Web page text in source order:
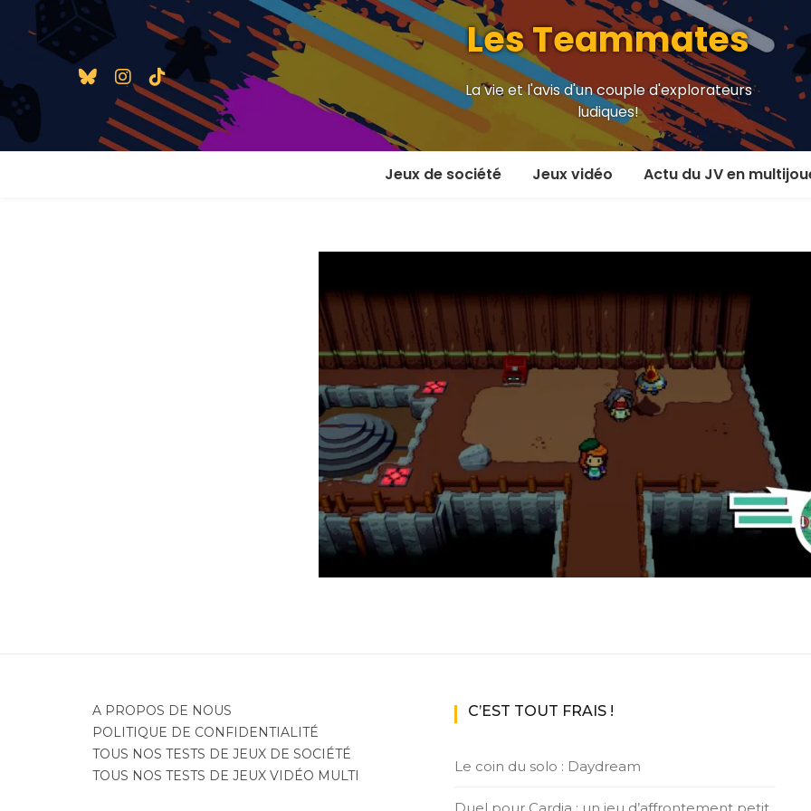
Les Teammates
La vie et l'avis d'un couple d'explorateurs
ludiques!
Jeux de société
2 joueurs
2 joueurs et plus
En coop’
En versus
Jeux Access+
Jeux vidéo
En versus
Local en écran partagé
Par plateforme
PC
PS4
PS5
Switch
XBox
Actu du JV en
A PROPOS DE NOUS
POLITIQUE DE CONFIDENTIALITÉ
TOUS NOS TESTS DE JEUX DE SOCIÉTÉ
TOUS NOS TESTS DE JEUX VIDÉO MULTI
C’EST TOUT FRAIS !
Le coin du solo : Daydream